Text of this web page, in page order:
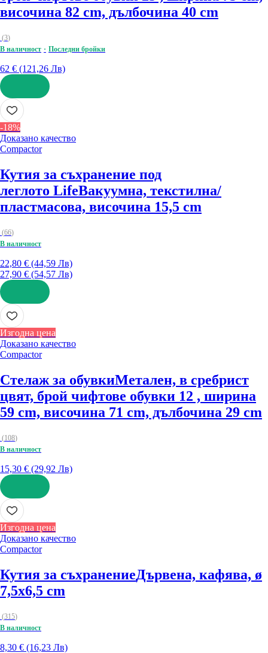
височина 82 cm, дълбочина 40 cm
(3)
В наличност
Последни бройки
62 € (121,26 Лв)
ДОБАВИ
-18%
Доказано качество
Compactor
Кутия за съхранение под
леглото LifeВакуумна, текстилна/
пластмасова, височина 15,5 cm
(66)
В наличност
22,80 € (44,59 Лв)
27,90 € (54,57 Лв)
ДОБАВИ
Изгодна цена
Доказано качество
Compactor
Стелаж за обувкиМетален, в сребрист
цвят, брой чифтове обувки 12 , ширина
59 cm, височина 71 cm, дълбочина 29 cm
(108)
В наличност
15,30 € (29,92 Лв)
ДОБАВИ
Изгодна цена
Доказано качество
Compactor
Кутия за съхранениеДървена, кафява, ø
7,5x6,5 cm
(315)
В наличност
8,30 € (16,23 Лв)